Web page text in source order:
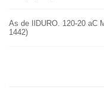
As de IlDURO. 120-20 aC
1442)